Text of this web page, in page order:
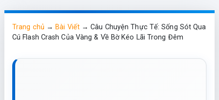
Trang chủ →Bài Viết→Câu Chuyện Thực Tế: Sống Sót Qua
Cú Flash Crash Của Vàng & Về Bờ Kéo Lãi Trong Đêm